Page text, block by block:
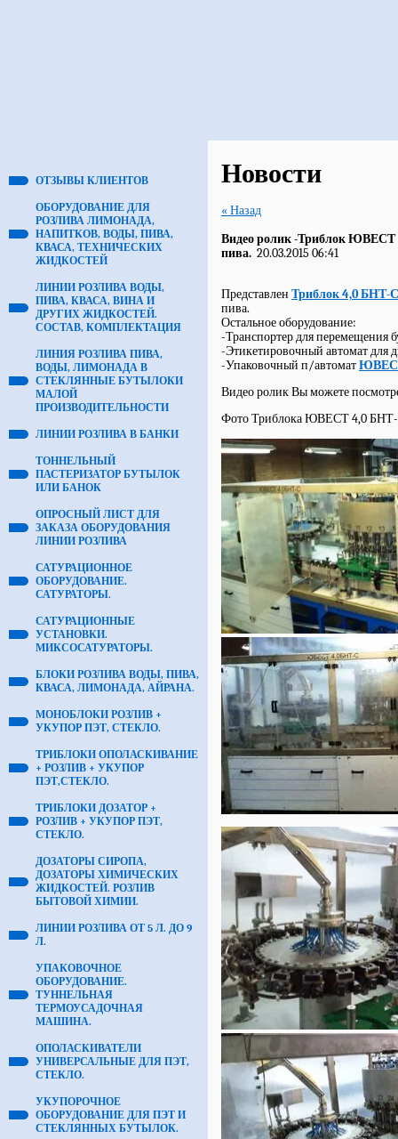
ОТЗЫВЫ КЛИЕНТОВ
ОБОРУДОВАНИЕ ДЛЯ
РОЗЛИВА ЛИМОНАДА,
НАПИТКОВ, ВОДЫ, ПИВА,
КВАСА, ТЕХНИЧЕСКИХ
ЖИДКОСТЕЙ
ЛИНИИ РОЗЛИВА ВОДЫ,
ПИВА, КВАСА, ВИНА И
ДРУГИХ ЖИДКОСТЕЙ.
СОСТАВ, КОМПЛЕКТАЦИЯ
ЛИНИЯ РОЗЛИВА ПИВА,
ВОДЫ, ЛИМОНАДА В
СТЕКЛЯННЫЕ БУТЫЛОКИ
МАЛОЙ
ПРОИЗВОДИТЕЛЬНОСТИ
ЛИНИИ РОЗЛИВА В БАНКИ
ТОННЕЛЬНЫЙ
ПАСТЕРИЗАТОР БУТЫЛОК
ИЛИ БАНОК
ОПРОСНЫЙ ЛИСТ ДЛЯ
ЗАКАЗА ОБОРУДОВАНИЯ
ЛИНИИ РОЗЛИВА
САТУРАЦИОННОЕ
ОБОРУДОВАНИЕ.
САТУРАТОРЫ.
САТУРАЦИОННЫЕ
УСТАНОВКИ.
МИКСОСАТУРАТОРЫ.
БЛОКИ РОЗЛИВА ВОДЫ, ПИВА,
КВАСА, ЛИМОНАДА, АЙРАНА.
МОНОБЛОКИ РОЗЛИВ +
УКУПОР ПЭТ, СТЕКЛО.
ТРИБЛОКИ ОПОЛАСКИВАНИЕ
+ РОЗЛИВ + УКУПОР
ПЭТ,СТЕКЛО.
ТРИБЛОКИ ДОЗАТОР +
РОЗЛИВ + УКУПОР ПЭТ,
СТЕКЛО.
ДОЗАТОРЫ СИРОПА,
ДОЗАТОРЫ ХИМИЧЕСКИХ
ЖИДКОСТЕЙ. РОЗЛИВ
БЫТОВОЙ ХИМИИ.
ЛИНИИ РОЗЛИВА ОТ 5 Л. ДО 9
Л.
УПАКОВОЧНОЕ
ОБОРУДОВАНИЕ.
ТУННЕЛЬНАЯ
ТЕРМОУСАДОЧНАЯ
МАШИНА.
ОПОЛАСКИВАТЕЛИ
УНИВЕРСАЛЬНЫЕ ДЛЯ ПЭТ,
СТЕКЛО.
УКУПОРОЧНОЕ
ОБОРУДОВАНИЕ ДЛЯ ПЭТ И
СТЕКЛЯННЫХ БУТЫЛОК.
Новости
« Назад
Видео ролик -Триблок ЮВЕСТ
пива. 20.03.2015 06:41
Представлен Триблок 4,0 БНТ-С
пива.
Остальное оборудование:
-Транспортер для перемещения
-Этикетировочный автомат для
-Упаковочный п/автомат
Видео ролик Вы можете
Фото Триблока ЮВЕСТ 4,0